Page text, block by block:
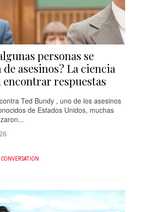
personas se
asesinos? La ciencia
encontrar respuestas
Ted Bundy , uno de los asesinos
de Estados Unidos, muchas